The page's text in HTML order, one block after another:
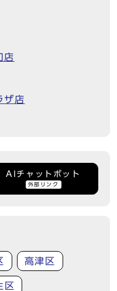
店
ザ店
AIチャットボット
外部リンク
高津区
区